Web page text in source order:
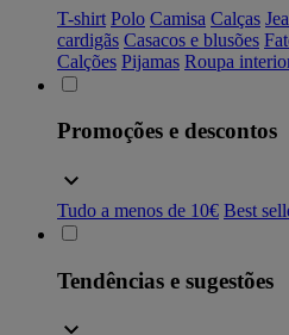
T-shirt Polo Camisa Calças
cardigãs Casacos e blusões
Calções Pijamas Roupa
Promoções e descontos
Tudo a menos de 10€ Best
Tendências e sugestões